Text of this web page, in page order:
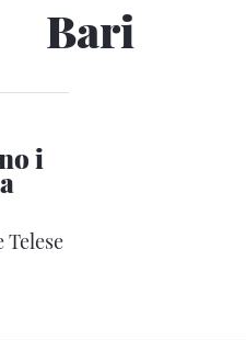
Bari
i